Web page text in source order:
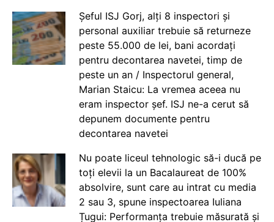
Șeful ISJ Gorj, alți 8 inspectori și
personal auxiliar trebuie să returneze
peste 55.000 de lei, bani acordați
pentru decontarea navetei, timp de
peste un an / Inspectorul general,
Marian Staicu: La vremea aceea nu
eram inspector șef. ISJ ne-a cerut să
depunem documente pentru
decontarea navetei
Nu poate liceul tehnologic să-i ducă pe
toți elevii la un Bacalaureat de 100%
absolvire, sunt care au intrat cu media
2 sau 3, spune inspectoarea Iuliana
Țugui: Performanța trebuie măsurată și